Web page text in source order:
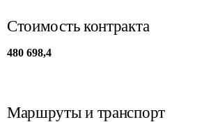
Стоимость контракта
480 698,4
Маршруты и транспорт